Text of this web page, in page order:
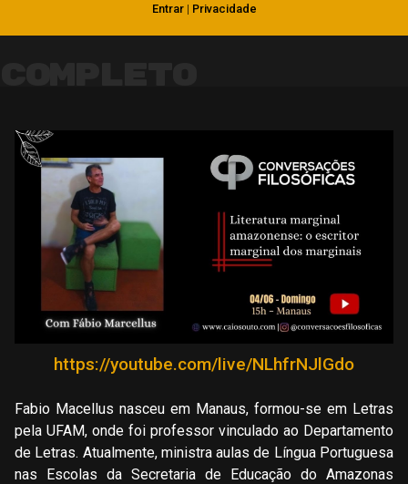
Entrar| Privacidade
https://youtube.com/live/NLhfrNJlGdo
Fabio Macellus nasceu em Manaus, formou-se em Letras
pela UFAM, onde foi professor vinculado ao Departamento
de Letras. Atualmente, ministra aulas de Língua Portuguesa
nas Escolas da Secretaria de Educação do Amazonas